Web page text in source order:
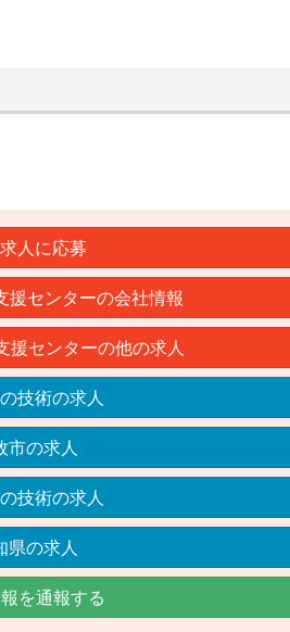
人に応募
援センターの会社情報
援センターの他の求人
技術の求人
市の求人
技術の求人
県の求人
を通報する